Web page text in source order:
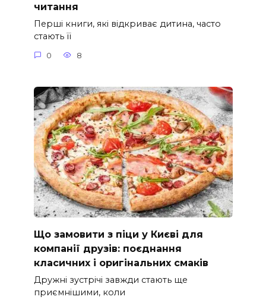
читання
Перші книги, які відкриває дитина, часто
стають її
0 8
Що замовити з піци у Києві для
компанії друзів: поєднання
класичних і оригінальних смаків
Дружні зустрічі завжди стають ще
приємнішими, коли